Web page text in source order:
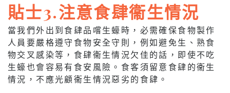
貼士3.注意食肆衞生情況
當我們外出到食肆品嚐生蠔時，必需確保食物製作
人員要嚴格遵守食物安全守則，例如避免生、熟食
物交叉感染等，食肆衞生情況欠佳的話，即使不吃
生蠔也會容易有食安風險。食客須留意食肆的衞生
情況，不應光顧衞生情況惡劣的食肆。